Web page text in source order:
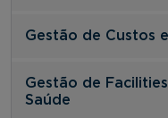
Gestão de Custos
Gestão de
Saúde